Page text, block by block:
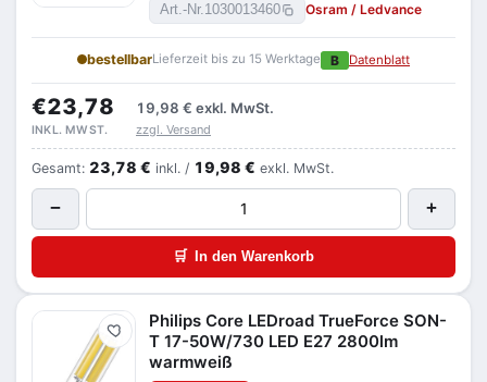
Art.-Nr.1030013460 Osram / Ledvance
bestellbarLieferzeit bis zu 15 Werktage B Datenblatt
€23,78 19,98 € exkl. MwSt.
INKL. MWST. zzgl. Versand
Gesamt: 23,78 € inkl. / 19,98 € exkl. MwSt.
− +
🛒 In den Warenkorb
Merken
Philips Core LEDroad TrueForce SON-
T 17-50W/730 LED E27 2800lm
warmweiß